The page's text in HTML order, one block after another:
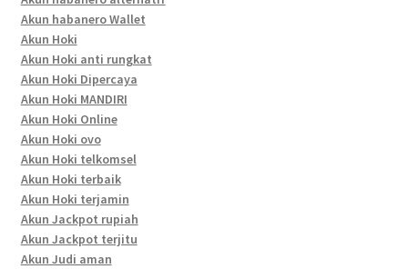
Akun habanero Wallet
Akun Hoki
Akun Hoki anti rungkat
Akun Hoki Dipercaya
Akun Hoki MANDIRI
Akun Hoki Online
Akun Hoki ovo
Akun Hoki telkomsel
Akun Hoki terbaik
Akun Hoki terjamin
Akun Jackpot rupiah
Akun Jackpot terjitu
Akun Judi aman